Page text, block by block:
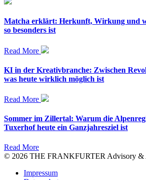
Matcha erklärt: Herkunft, Wirkung und
so besonders ist
Read More
KI in der Kreativbranche: Zwischen
was heute wirklich möglich ist
Read More
Sommer im Zillertal: Warum die
Tuxerhof heute ein Ganzjahresziel ist
Read More
© 2026 THE FRANKFURTER Advisory &
Impressum